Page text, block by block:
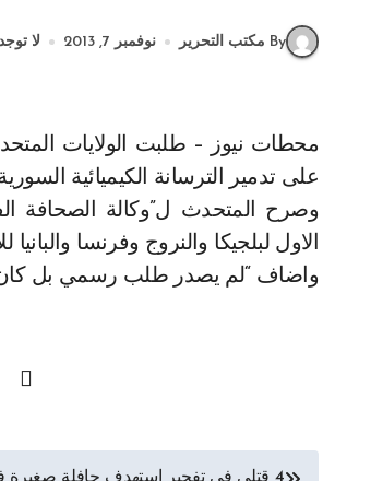
By مكتب التحرير نوفمبر 7, 2013 لا
محطات نيوز – طلبت الولايات المتحدة بشكل غير رسمي من بضعة حلفاء بينهم فرنسا وبلجيكا، مساعدتها
على تدمير الترسانة الكيميائية
وصرح المتحدث ل”وكالة الصحافة
الاول لبلجيكا والنروج وفرنسا
واضاف “لم يصدر طلب رسمي بل كان
تصفّح